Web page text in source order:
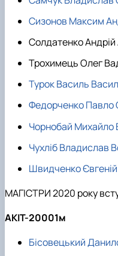
Сизонов Максим
Солдатенко Андрій
Трохимець Олег
Турок Василь
Федорченко Павло
Чорнобай Михайло
Чухліб Владислав
Швидченко
МАГІСТРИ 2020 року
АКІТ-20001м
Бісовецький